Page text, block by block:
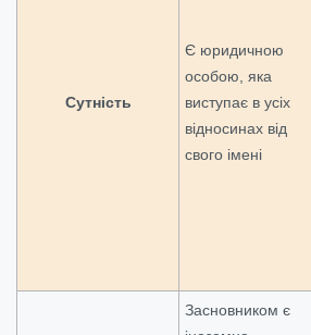
Сутність
Є юридичною
особою, яка
виступає в усіх
відносинах від
свого імені
Засновником є